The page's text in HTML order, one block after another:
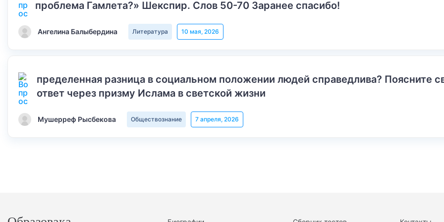
проблема Гамлета?» Шекспир. Слов 50-70 Заранее спасибо!
Ангелина Балыбердина Литература 10 мая, 2026
пределенная разница в социальном положении людей справедлива? Поясните
ответ через призму Ислама в светской жизни
Мушерреф Рысбекова Обществознание 7 апреля, 2026